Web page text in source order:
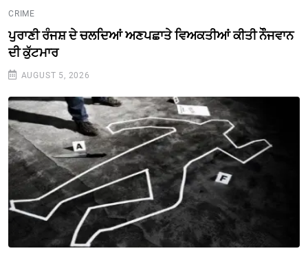
CRIME
ਪੁਰਾਣੀ ਰੰਜਸ਼ ਦੇ ਚਲਦਿਆਂ ਅਣਪਛਾਤੇ ਵਿਅਕਤੀਆਂ ਕੀਤੀ ਨੌੌਜਵਾਨ
ਦੀ ਕੁੱਟਮਾਰ
AUGUST 5, 2026